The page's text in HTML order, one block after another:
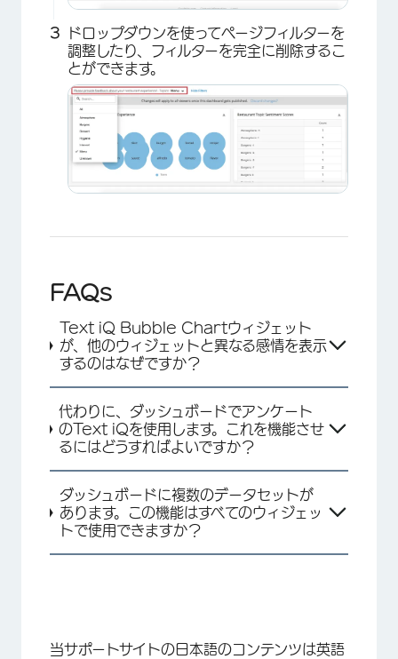
×
ドロップダウンを使ってページフィルターを
調整したり、フィルターを完全に削除するこ
とができます。
FAQs
Text iQ Bubble Chartウィジェット
が、他のウィジェットと異なる感情を表示
するのはなぜですか？
代わりに、ダッシュボードでアンケート
のText iQを使用します。これを機能させ
るにはどうすればよいですか？
ダッシュボードに複数のデータセットが
あります。この機能はすべてのウィジェッ
トで使用できますか？
当サポートサイトの日本語のコンテンツは英語